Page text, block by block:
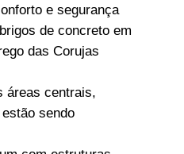
e segurança
de concreto em
das Corujas
áreas centrais,
sendo